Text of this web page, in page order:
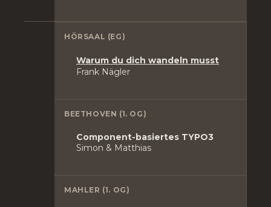
HÖRSAAL (EG)
Warum du dich wandeln musst
Frank Nägler
BEETHOVEN (1. OG)
Component-basiertes TYPO3
Simon & Matthias
MAHLER (1. OG)